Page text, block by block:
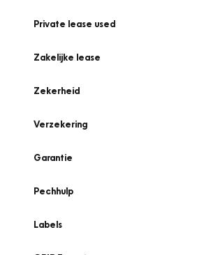
Private lease used
Zakelijke lease
Zekerheid
Verzekering
Garantie
Pechhulp
Labels